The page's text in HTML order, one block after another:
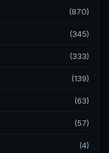
(870)
(345)
(333)
(139)
(63)
(57)
(4)